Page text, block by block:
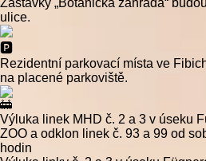
Zastávky „Botanická zahrada“
ulice.
Rezidentní parkovací místa ve
na placené parkoviště.
Výluka linek MHD č. 2 a 3 v úseku
ZOO a odklon linek č. 93 a 99 od
hodin